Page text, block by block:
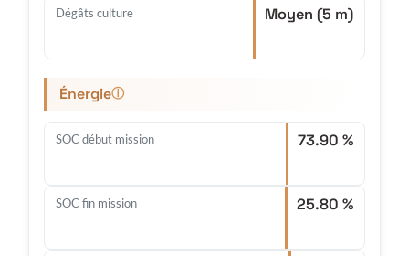
Dégâts culture Moyen (5 m)
Énergieⓘ
SOC début mission 73.90 %
SOC fin mission 25.80 %